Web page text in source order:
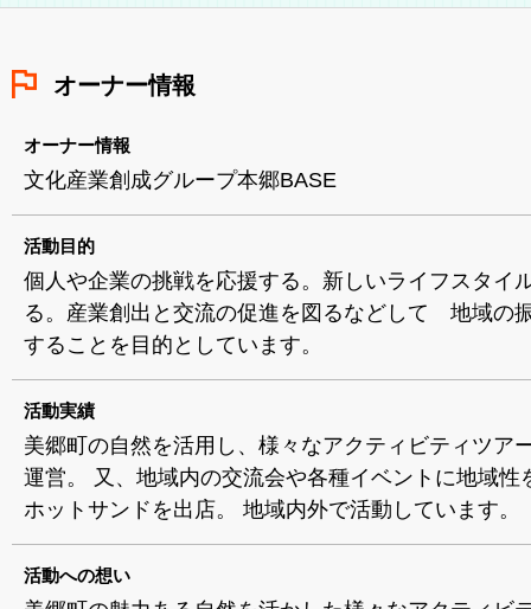
オーナー情報
オーナー情報
文化産業創成グループ本郷BASE
活動目的
個人や企業の挑戦を応援する。新しいライフスタイ
る。産業創出と交流の促進を図るなどして 地域の
することを目的としています。
活動実績
美郷町の自然を活用し、様々なアクティビティツア
運営。 又、地域内の交流会や各種イベントに地域性
ホットサンドを出店。 地域内外で活動しています。
活動への想い